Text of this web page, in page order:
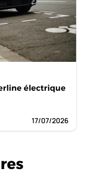
électrique
17/07/2026